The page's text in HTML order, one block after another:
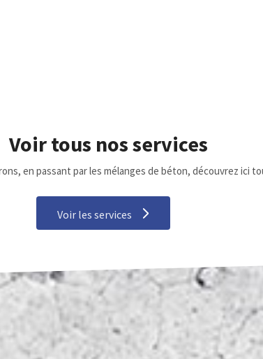
Voir tous nosservices
en passant par les mélanges de béton, découvrez ici
Voir les services